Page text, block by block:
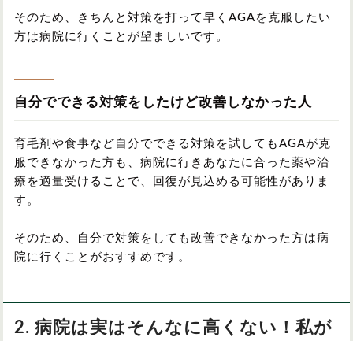
そのため、きちんと対策を打って早くAGAを克服したい
方は病院に行くことが望ましいです。
自分でできる対策をしたけど改善しなかった人
育毛剤や食事など自分でできる対策を試してもAGAが克
服できなかった方も、病院に行きあなたに合った薬や治
療を適量受けることで、回復が見込める可能性がありま
す。
そのため、自分で対策をしても改善できなかった方は病
院に行くことがおすすめです。
2. 病院は実はそんなに高くない！私が